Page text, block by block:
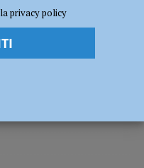
non arriveremo alla fine
“Vanno fatti i
privacy policy